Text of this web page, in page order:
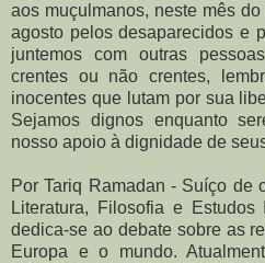
aos muçulmanos, neste mês
agosto pelos desaparecidos e
juntemos com outras
crentes ou não crentes,
inocentes que lutam por sua
Sejamos dignos enquanto
nosso apoio à dignidade de
Por Tariq Ramadan - Suíço de
Literatura, Filosofia e
dedica-se ao debate sobre as
Europa e o mundo.